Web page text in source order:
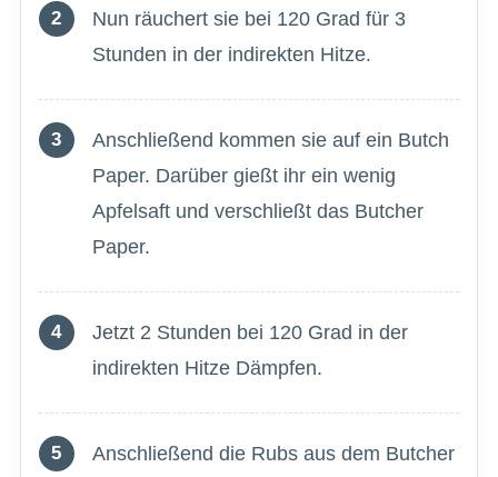
Nun räuchert sie bei 120 Grad für 3
Stunden in der indirekten Hitze.
Anschließend kommen sie auf ein Butch
Paper. Darüber gießt ihr ein wenig
Apfelsaft und verschließt das Butcher
Paper.
Jetzt 2 Stunden bei 120 Grad in der
indirekten Hitze Dämpfen.
Anschließend die Rubs aus dem Butcher